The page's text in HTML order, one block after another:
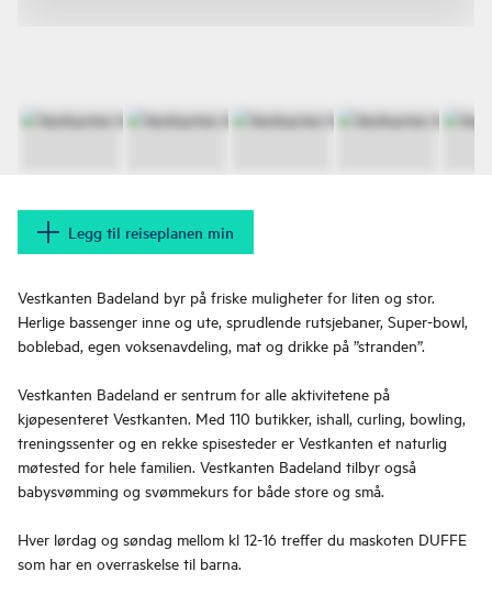
Legg til reiseplanen min
Vestkanten Badeland byr på friske muligheter for liten og stor.
Herlige bassenger inne og ute, sprudlende rutsjebaner, Super-bowl,
boblebad, egen voksenavdeling, mat og drikke på ”stranden”.
Vestkanten Badeland er sentrum for alle aktivitetene på
kjøpesenteret Vestkanten. Med 110 butikker, ishall, curling, bowling,
treningssenter og en rekke spisesteder er Vestkanten et naturlig
møtested for hele familien. Vestkanten Badeland tilbyr også
babysvømming og svømmekurs for både store og små.
Hver lørdag og søndag mellom kl 12-16 treffer du maskoten DUFFE
som har en overraskelse til barna.